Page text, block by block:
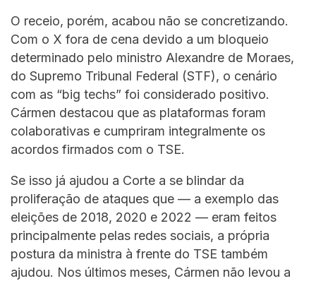
O receio, porém, acabou não se concretizando.
Com o X fora de cena devido a um bloqueio
determinado pelo ministro Alexandre de Moraes,
do Supremo Tribunal Federal (STF), o cenário
com as “big techs” foi considerado positivo.
Cármen destacou que as plataformas foram
colaborativas e cumpriram integralmente os
acordos firmados com o TSE.
Se isso já ajudou a Corte a se blindar da
proliferação de ataques que — a exemplo das
eleições de 2018, 2020 e 2022 — eram feitos
principalmente pelas redes sociais, a própria
postura da ministra à frente do TSE também
ajudou. Nos últimos meses, Cármen não levou a